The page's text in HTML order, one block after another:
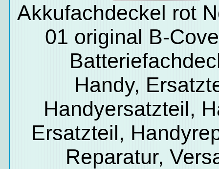
Akkufachdeckel rot
01 original B-
Handy,
Handyersatzteil,
Ersatzteil,
Reparatur,